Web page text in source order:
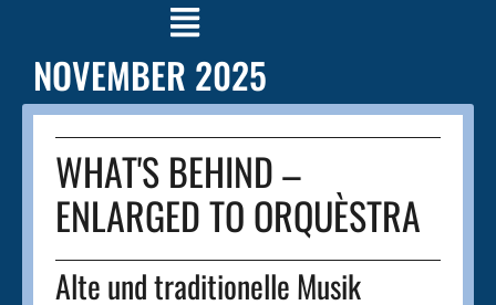
NOVEMBER 2025
WHAT'S BEHIND –
ENLARGED TO ORQUÈSTRA
Alte und traditionelle Musik